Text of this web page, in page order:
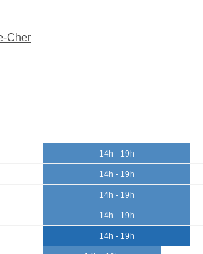
Cher
14h - 19h
14h - 19h
14h - 19h
14h - 19h
14h - 19h